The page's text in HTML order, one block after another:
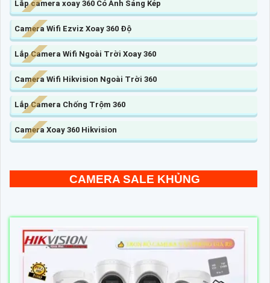
Lắp camera xoay 360 Có Ánh Sáng Kép
Camera Wifi Ezviz Xoay 360 Độ
Lắp Camera Wifi Ngoài Trời Xoay 360
Camera Wifi Hikvision Ngoài Trời 360
Lắp Camera Chống Trộm 360
Camera Xoay 360 Hikvision
CAMERA SALE KHỦNG